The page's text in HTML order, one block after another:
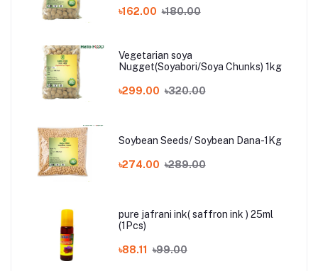
৳162.00 ৳180.00
Vegetarian soya
Nugget(Soyabori/Soya Chunks) 1kg
৳299.00 ৳320.00
Soybean Seeds/ Soybean Dana-1Kg
৳274.00 ৳289.00
pure jafrani ink( saffron ink ) 25ml
(1Pcs)
৳88.11 ৳99.00